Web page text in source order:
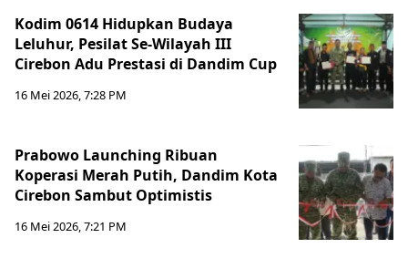
Kodim 0614 Hidupkan Budaya
Leluhur, Pesilat Se-Wilayah III
Cirebon Adu Prestasi di Dandim Cup
16 Mei 2026, 7:28 PM
Prabowo Launching Ribuan
Koperasi Merah Putih, Dandim Kota
Cirebon Sambut Optimistis
16 Mei 2026, 7:21 PM